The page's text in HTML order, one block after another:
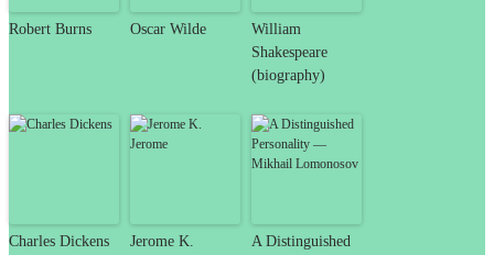
Robert Burns Oscar Wilde
William
Shakespeare
(biography)
Charles Dickens
Jerome K.
A Distinguished